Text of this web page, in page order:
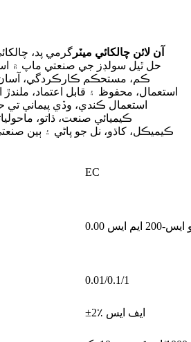
آن لائن چالکائي ميٽر گرمي پد،
حل ٿيل سولڊز جي صنعتي ماپ ۾
ڪم، مستحڪم ڪارڪردگي، آسان
استعمال، محفوظ ۽ قابل اعتماد، ملندڙ
استعمال ڪندي، وڏي پيماني تي
ڪيميائي صنعت، ڌاتو،
ڪيميڪل، کاڌو، نل جو پاڻي ۽ ٻين
EC
يو ايس-200 ايم ايس
0.01/0.1/1
±2٪ ايف ايس